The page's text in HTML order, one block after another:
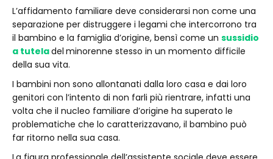
L’affidamento familiare deve considerarsi non come una
separazione per distruggere i legami che intercorrono tra
il bambino e la famiglia d’origine, bensì come un sussidio
a tuteladel minorenne stesso in un momento difficile
della sua vita.
I bambini non sono allontanati dalla loro casa e dai loro
genitori con l’intento di non farli più rientrare, infatti una
volta che il nucleo familiare d’origine ha superato le
problematiche che lo caratterizzavano, il bambino può
far ritorno nella sua casa.